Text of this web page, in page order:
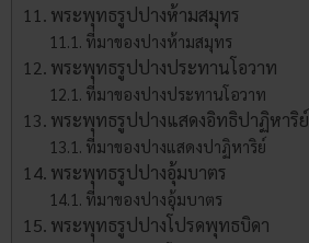
พระพุทธรูปปางห้ามสมุทร
ที่มาของปางห้ามสมุทร
พระพุทธรูปปางประทานโอวาท
ที่มาของปางประทานโอวาท
พระพุทธรูปปางแสดงอิทธิปาฏิหาริย์
ที่มาของปางแสดงปาฏิหาริย์
พระพุทธรูปปางอุ้มบาตร
ที่มาของปางอุ้มบาตร
พระพุทธรูปปางโปรดพุทธบิดา